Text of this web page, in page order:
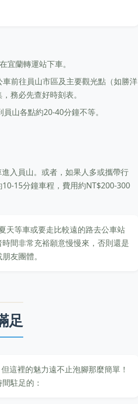
蘭轉運站下車。
前往員山市區及主要觀光點（如勝洋
務必先查好時刻表。
山各點約20-40分鐘不等。
入員山。或者，如果人多或攜帶行
15分鐘車程，費用約NT$200-300
天等車或要走比較遠的路去公車站
間非常充裕願意慢慢來，否則還是
友團體。
足
這裡的魅力遠不止泡腳那麼簡單！
駐足的：